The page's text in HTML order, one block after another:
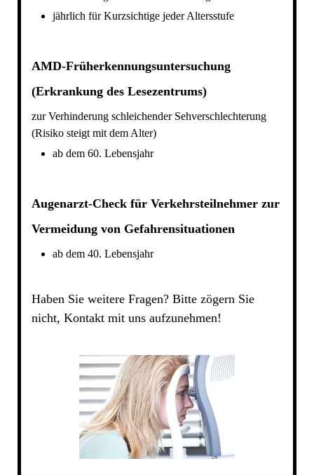
jährlich für Kurzsichtige jeder Altersstufe
AMD-Früherkennungsuntersuchung
(Erkrankung des Lesezentrums)
zur Verhinderung schleichender Sehverschlechterung
(Risiko steigt mit dem Alter)
ab dem 60. Lebensjahr
Augenarzt-Check für Verkehrsteilnehmer zur
Vermeidung von Gefahrensituationen
ab dem 40. Lebensjahr
Haben Sie weitere Fragen? Bitte zögern Sie
nicht, Kontakt mit uns aufzunehmen!